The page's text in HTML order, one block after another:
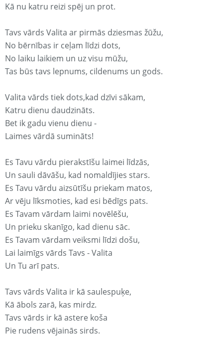
Kā nu katru reizi spēj un prot.
Tavs vārds Valita ar pirmās dziesmas žūžu,
No bērnības ir ceļam līdzi dots,
No laiku laikiem un uz visu mūžu,
Tas būs tavs lepnums, cildenums un gods.
Valita vārds tiek dots,kad dzīvi sākam,
Katru dienu daudzināts.
Bet ik gadu vienu dienu -
Laimes vārdā sumināts!
Es Tavu vārdu pierakstīšu laimei līdzās,
Un sauli dāvāšu, kad nomaldījies stars.
Es Tavu vārdu aizsūtīšu priekam matos,
Ar vēju līksmoties, kad esi bēdīgs pats.
Es Tavam vārdam laimi novēlēšu,
Un prieku skanīgo, kad dienu sāc.
Es Tavam vārdam veiksmi līdzi došu,
Lai laimīgs vārds Tavs - Valita
Un Tu arī pats.
Tavs vārds Valita ir kā saulespuķe,
Kā ābols zarā, kas mirdz.
Tavs vārds ir kā astere koša
Pie rudens vējainās sirds.